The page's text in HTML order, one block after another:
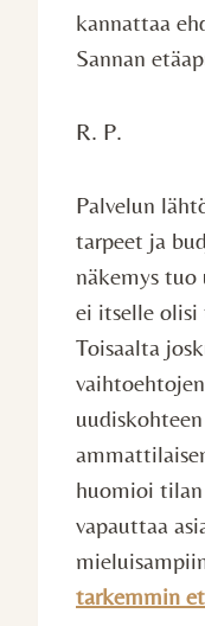
kannattaa
Sannan
R. P.
Palvelun
tarpeet ja
näkemys tuo
ei itselle
Toisaalta
huomioi
vapauttaa
tarkemmin